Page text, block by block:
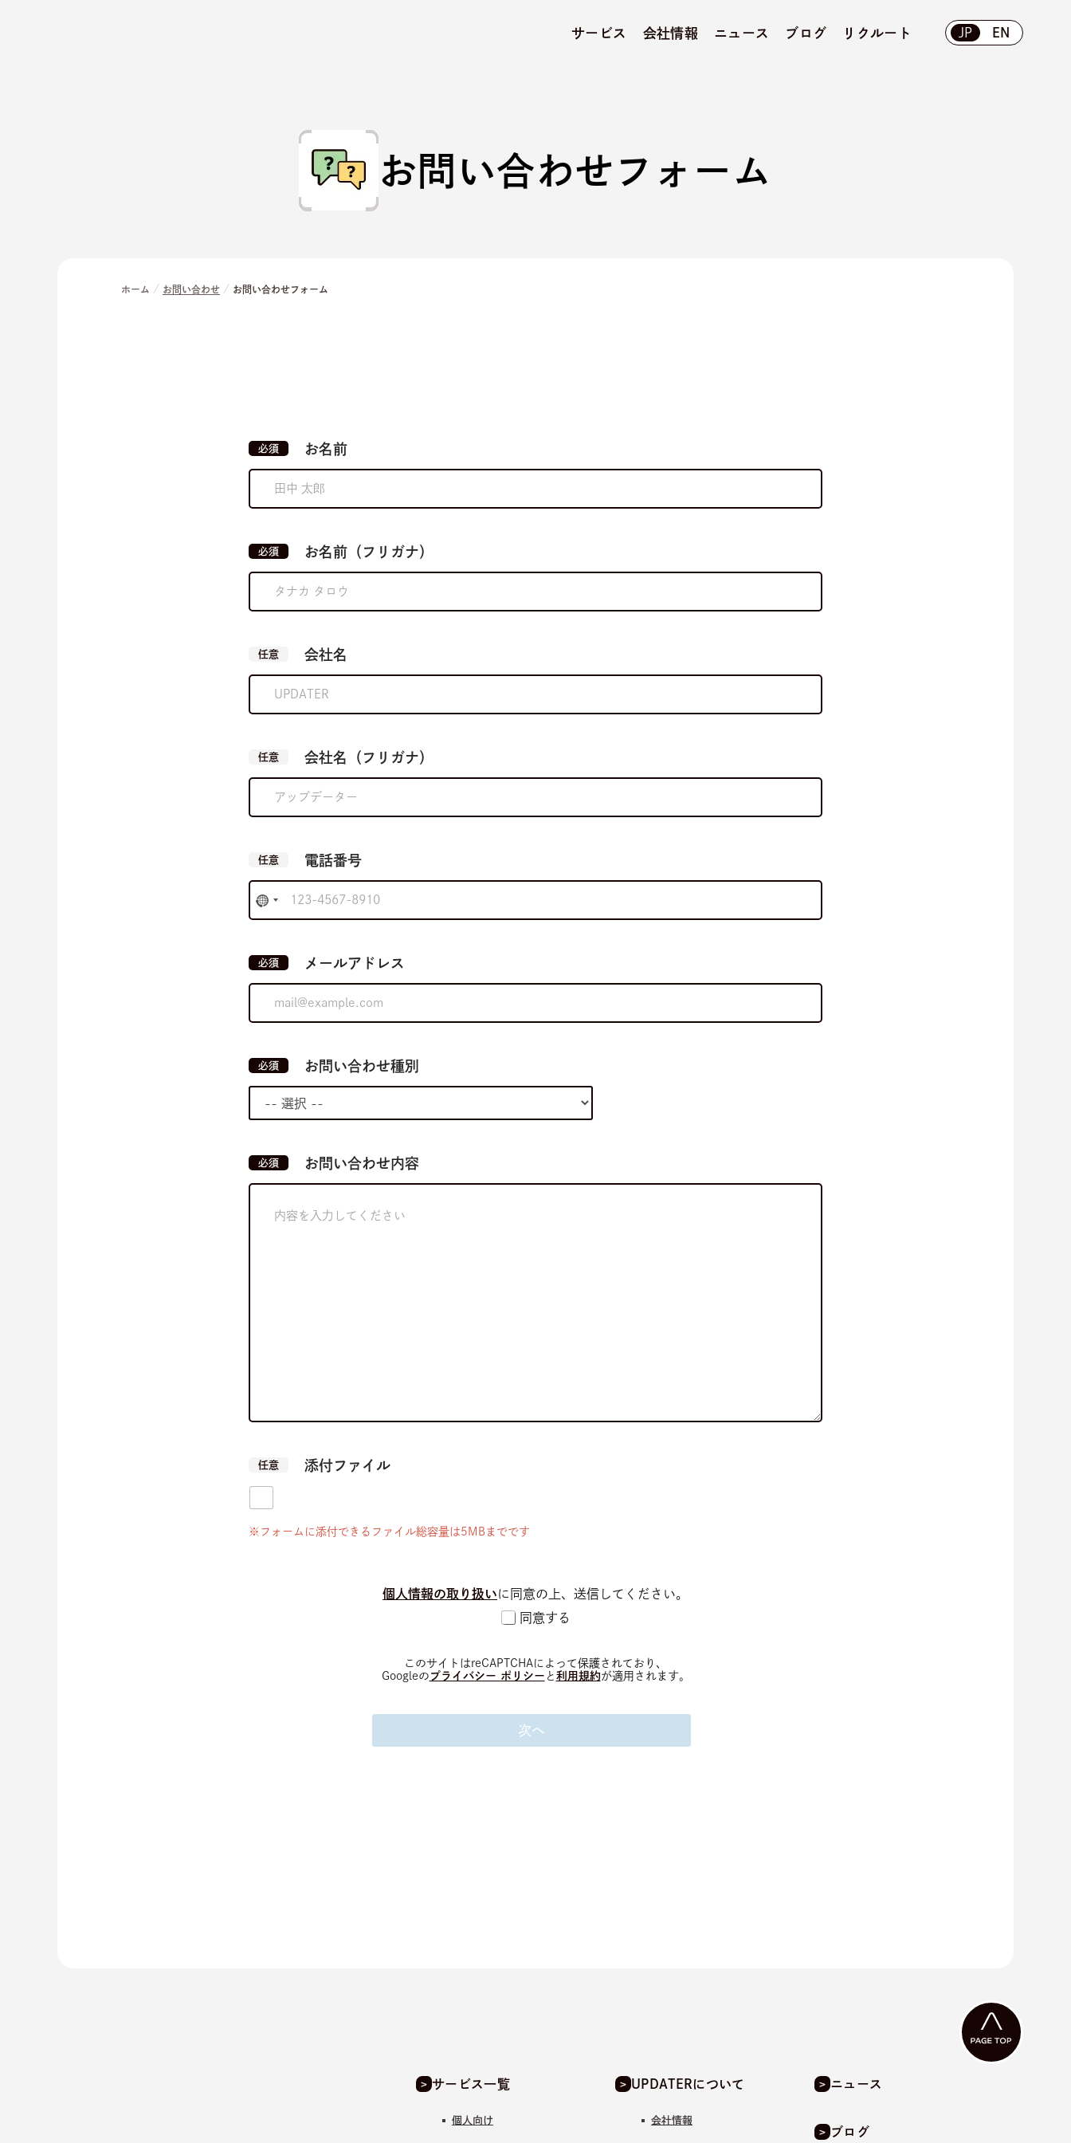
サービス 会社情報 ニュース ブログ リクルート JP EN
お問い合わせフォーム
ホーム お問い合わせ お問い合わせフォーム
お名前
必須
お名前（フリガナ）
必須
会社名
任意
会社名（フリガナ）
任意
電話番号
任意
メールアドレス
必須
お問い合わせ種別
必須
お問い合わせ内容
必須
添付ファイル
任意
※フォームに添付できるファイル総容量は5MBまでです
個人情報の取り扱いに同意の上、送信してください。
同意する
このサイトはreCAPTCHAによって保護されており、
Googleの プライバシー ポリシー と 利用規約が適用されます。
次ヘ
サービス一覧
個人向け
UPDATERについて
会社情報
ニュース
ブログ